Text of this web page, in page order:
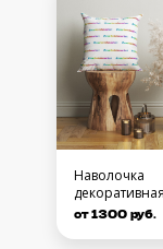
Наволочка
декоративная
от 1300 руб.